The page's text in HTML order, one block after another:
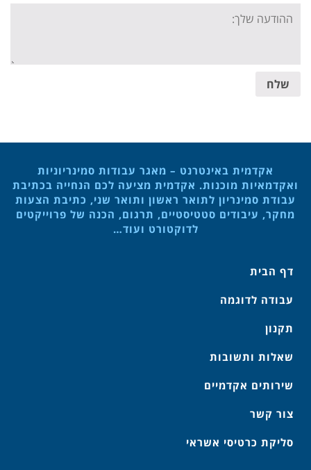
Your
message:
שלח
אקדמית באינטרנט – מאגר עבודות סמינריוניות
ואקדמאיות מוכנות. אקדמית מציעה לכם הנחייה בכתיבת
עבודת סמינריון לתואר ראשון ותואר שני, כתיבת הצעות
מחקר, עיבודים סטטיסטיים, תרגום, הכנה של פרוייקטים
לדוקטורט ועוד…
דף הבית
עבודה לדוגמה
תקנון
שאלות ותשובות
שירותים אקדמיים
צור קשר
סליקת כרטיסי אשראי